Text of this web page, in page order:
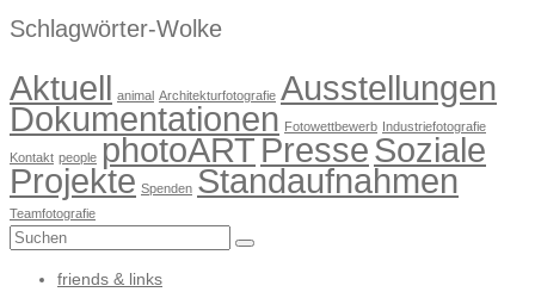
Schlagwörter-Wolke
Aktuell animal Architekturfotografie Ausstellungen
Dokumentationen Fotowettbewerb Industriefotografie
Kontakt people photoARTPresseSoziale
Projekte Spenden Standaufnahmen
Teamfotografie
Suchen
friends & links